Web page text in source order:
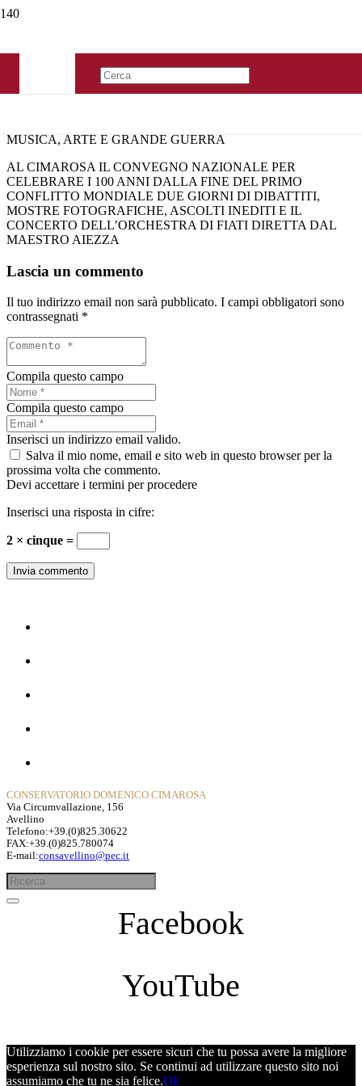
MUSICA, ARTE E GRANDE GUERRA
AL CIMAROSA IL CONVEGNO NAZIONALE PER
CELEBRARE I 100 ANNI DALLA FINE DEL PRIMO
CONFLITTO MONDIALE DUE GIORNI DI DIBATTITI,
MOSTRE FOTOGRAFICHE, ASCOLTI INEDITI E IL
CONCERTO DELL’ORCHESTRA DI FIATI DIRETTA DAL
MAESTRO AIEZZA
Lascia un commento
Il tuo indirizzo email non sarà pubblicato. I campi obbligatori sono
contrassegnati *
Compila questo campo
Compila questo campo
Inserisci un indirizzo email valido.
Salva il mio nome, email e sito web in questo browser per la
prossima volta che commento.
Devi accettare i termini per procedere
Inserisci una risposta in cifre:
2 × cinque =
Invia commento
CONSERVATORIO DOMENICO CIMAROSA
Via Circumvallazione, 156
Avellino
Telefono:+39.(0)825.30622
FAX:+39.(0)825.780074
E-mail:consavellino@pec.it
Facebook
YouTube
Utilizziamo i cookie per essere sicuri che tu possa avere la migliore
esperienza sul nostro sito. Se continui ad utilizzare questo sito noi
assumiamo che tu ne sia felice.Ok